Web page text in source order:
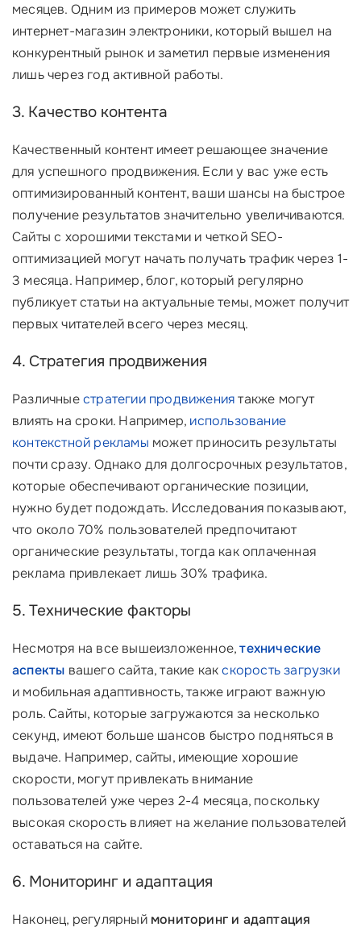
месяцев. Одним из примеров может служить
интернет-магазин электроники, который вышел на
конкурентный рынок и заметил первые изменения
лишь через год активной работы.
3. Качество контента
Качественный контент имеет решающее значение
для успешного продвижения. Если у вас уже есть
оптимизированный контент, ваши шансы на быстрое
получение результатов значительно увеличиваются.
Сайты с хорошими текстами и четкой SEO-
оптимизацией могут начать получать трафик через 1-
3 месяца. Например, блог, который регулярно
публикует статьи на актуальные темы, может получит
первых читателей всего через месяц.
4. Стратегия продвижения
Различныестратегии продвижениятакже могут
влиять на сроки. Например, использование
контекстной рекламы может приносить результаты
почти сразу. Однако для долгосрочных результатов,
которые обеспечивают органические позиции,
нужно будет подождать. Исследования показывают,
что около 70% пользователей предпочитают
органические результаты, тогда как оплаченная
реклама привлекает лишь 30% трафика.
5. Технические факторы
Несмотря на все вышеизложенное,технические
аспекты вашего сайта, такие какскорость загрузки
и мобильная адаптивность, также играют важную
роль. Сайты, которые загружаются за несколько
секунд, имеют больше шансов быстро подняться в
выдаче. Например, сайты, имеющие хорошие
скорости, могут привлекать внимание
пользователей уже через 2-4 месяца, поскольку
высокая скорость влияет на желание пользователей
оставаться на сайте.
6. Мониторинг и адаптация
Наконец, регулярный мониторинг и адаптация